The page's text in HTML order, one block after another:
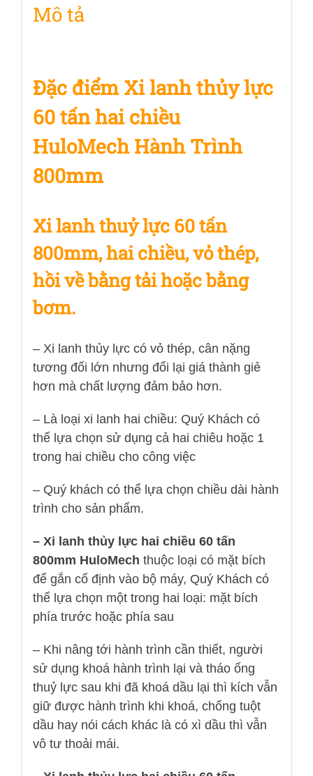
lượng
Mô tả
Đặc điểm Xi lanh thủy lực
60 tấn hai chiều
HuloMech Hành Trình
800mm
Xi lanh thuỷ lực 60 tấn
800mm, hai chiều, vỏ thép,
hồi về bằng tải hoặc bằng
bơm.
– Xi lanh thủy lực có vỏ thép, cân nặng
tương đối lớn nhưng đổi lại giá thành giẻ
hơn mà chất lượng đảm bảo hơn.
– Là loại xi lanh hai chiều: Quý Khách có
thể lựa chọn sử dụng cả hai chiêu hoặc 1
trong hai chiều cho công việc
– Quý khách có thể lựa chọn chiều dài hành
trình cho sản phẩm.
– Xi lanh thủy lực hai chiều 60 tấn
800mm HuloMech thuộc loại có mặt bích
để gắn cố định vào bộ máy, Quý Khách có
thể lựa chọn một trong hai loại: mặt bích
phía trước hoặc phía sau
– Khi nâng tới hành trình cần thiết, người
sử dụng khoá hành trình lại và tháo ống
thuỷ lực sau khi đã khoá dầu lại thì kích vẫn
giữ được hành trình khi khoá, chống tuột
dầu hay nói cách khác là có xì dầu thì vẫn
vô tư thoải mái.